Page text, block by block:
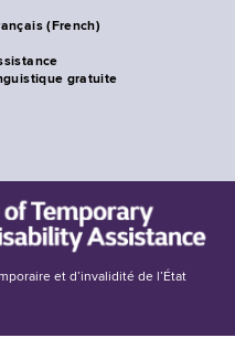
(French)
gratuite
et d’invalidité de l’État